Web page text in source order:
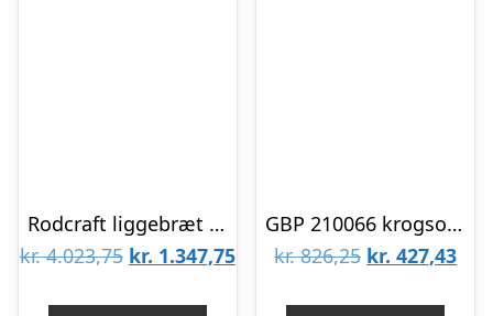
Rodcraft liggebræt 810400 R RsF01
kr.4.023,75 Den
kr. 1.347,75Den
GBP 210066 krogsortiment m/25 ass. kroge
kr.826,25 Den
kr. 427,43Den